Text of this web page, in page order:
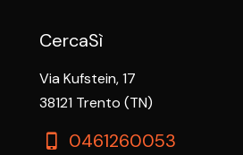
CercaSì
Via Kufstein, 17
38121 Trento (TN)
0461260053